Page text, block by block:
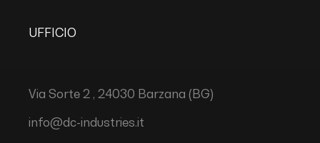
UFFICIO
Via Sorte 2 , 24030 Barzana (BG)
info@dc-industries.it